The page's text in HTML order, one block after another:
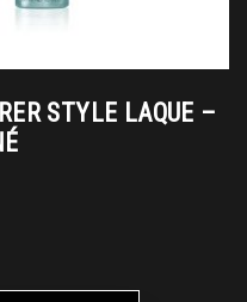
STYLE LAQUE –